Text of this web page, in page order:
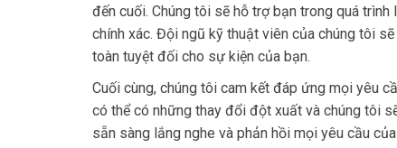
đến cuối. Chúng tôi sẽ hỗ trợ bạn trong quá
chính xác. Đội ngũ kỹ thuật viên của chúng tôi
toàn tuyệt đối cho sự kiện của bạn.
Cuối cùng, chúng tôi cam kết đáp ứng mọi yêu
có thể có những thay đổi đột xuất và chúng tôi
sẵn sàng lắng nghe và phản hồi mọi yêu cầu